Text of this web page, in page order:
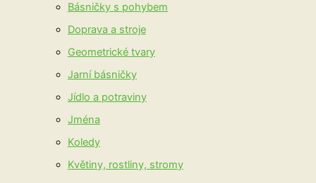
Básničky s pohybem
Doprava a stroje
Geometrické tvary
Jarní básničky
Jídlo a potraviny
Jména
Koledy
Květiny, rostliny, stromy